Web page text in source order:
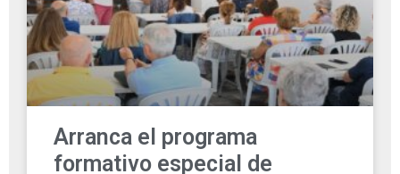
Arranca el programa
formativo especial de